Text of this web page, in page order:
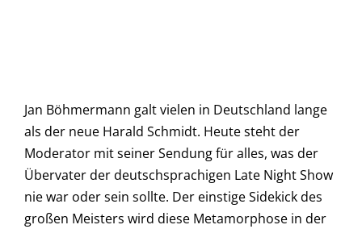
Jan Böhmermann galt vielen in Deutschland lange
als der neue Harald Schmidt. Heute steht der
Moderator mit seiner Sendung für alles, was der
Übervater der deutschsprachigen Late Night Show
nie war oder sein sollte. Der einstige Sidekick des
großen Meisters wird diese Metamorphose in der